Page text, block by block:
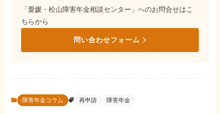
「愛媛・松山障害年金相談センター」へのお問合せはこ
ちらから
問い合わせフォーム
障害年金コラム 再申請 障害年金